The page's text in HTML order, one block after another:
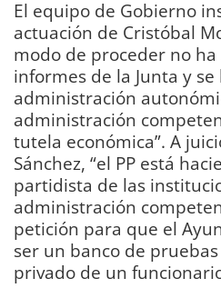
El equipo de Gobierno
actuación de Cristóbal
modo de proceder no
informes de la Junta y
administración
administración
tutela económica”. A
Sánchez, “el PP está
partidista de las
administración
petición para que el
ser un banco de
privado de un